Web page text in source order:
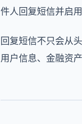
件人回复短信并启用
回复短信不只会从
用户信息、金融资产